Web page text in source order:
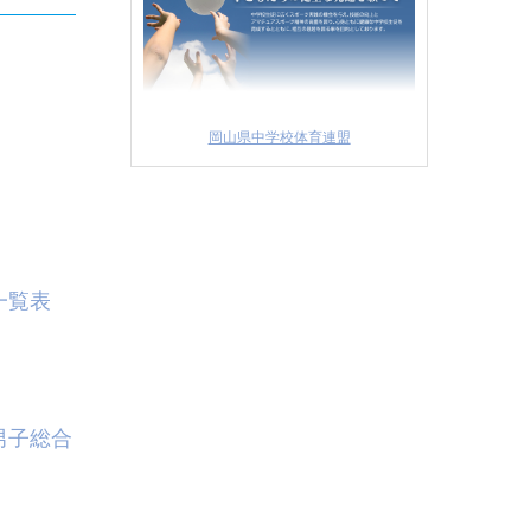
覧表
子総合
岡山県中学校体育連盟